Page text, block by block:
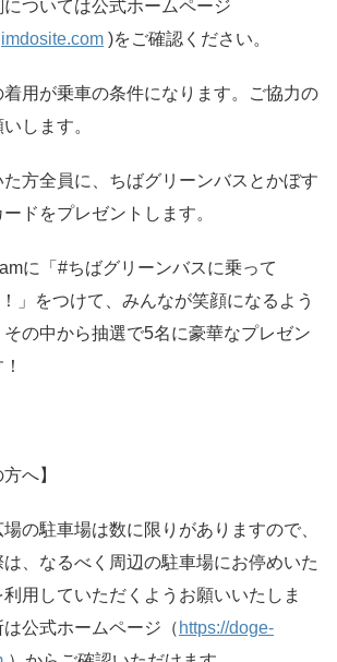
ついては公式ホームページ
)をご確認ください。
着用が乗車の条件になります。ご協力の
します。
た方全員に、ちばグリーンバスとかぼす
ドをプレゼントします。
に「#ちばグリーンバスに乗って
」をつけて、みんなが笑顔になるよう
の中から抽選で5名に豪華なプレゼン
へ】
の駐車場は数に限りがありますので、
、なるべく周辺の駐車場にお停めいた
用していただくようお願いいたしま
公式ホームページ（ https://doge-